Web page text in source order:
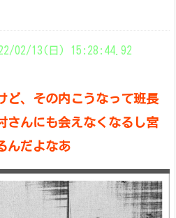
02/13(日) 15:28:44.92
ど、その内こうなって班長
さんにも会えなくなるし宮
んだよなあ